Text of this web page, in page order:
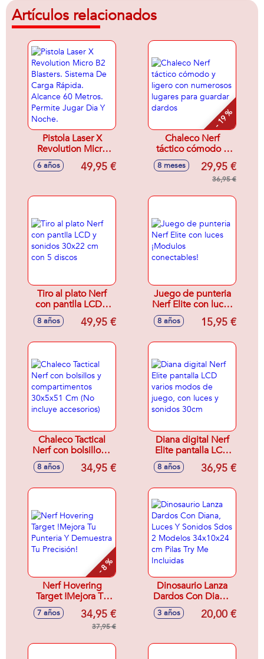
Artículos relacionados
Pistola Laser X
Revolution Micro
B2 Blasters.
Sistema De Carga
6 años 49,95 €
- 19 %
Chaleco Nerf
táctico cómodo y
ligero con
numerosos lugares
para guardar
8 meses 29,95 €
36,95 €
Tiro al plato Nerf
con pantlla LCD y
sonidos 30x22 cm
con 5 discos
8 años 49,95 €
Juego de punteria
Nerf Elite con luces
¡Modulos
conectables!
8 años 15,95 €
Chaleco Tactical
Nerf con bolsillos y
compartimentos
30x5x51 Cm (No
8 años 34,95 €
Diana digital Nerf
Elite pantalla LCD
varios modos de
juego, con luces y
8 años 36,95 €
- 8 %
Nerf Hovering
Target !Mejora Tu
Punteria Y
Demuestra Tu
7 años 34,95 €
37,95 €
Dinosaurio Lanza
Dardos Con Diana,
Luces Y Sonidos
Sdos 2 Modelos
3 años 20,00 €